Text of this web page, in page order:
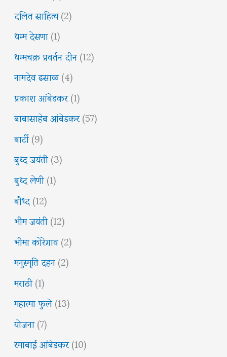
दलित साहित्य(2)
धम्म देसणा(1)
धम्मचक्र प्रवर्तन दीन(12)
नामदेव ढसाळ(4)
प्रकाश आंबेडकर(1)
बाबासाहेब आंबेडकर(57)
बार्टी(9)
बुध्द जयंती(3)
बुध्द लेणी(1)
बौध्द(12)
भीम जयंती(12)
भीमा कोरेगाव(2)
मनुस्मृति दहन(2)
मराठी(1)
महात्मा फुले(13)
योजना(7)
रमाबाई आंबेडकर(10)